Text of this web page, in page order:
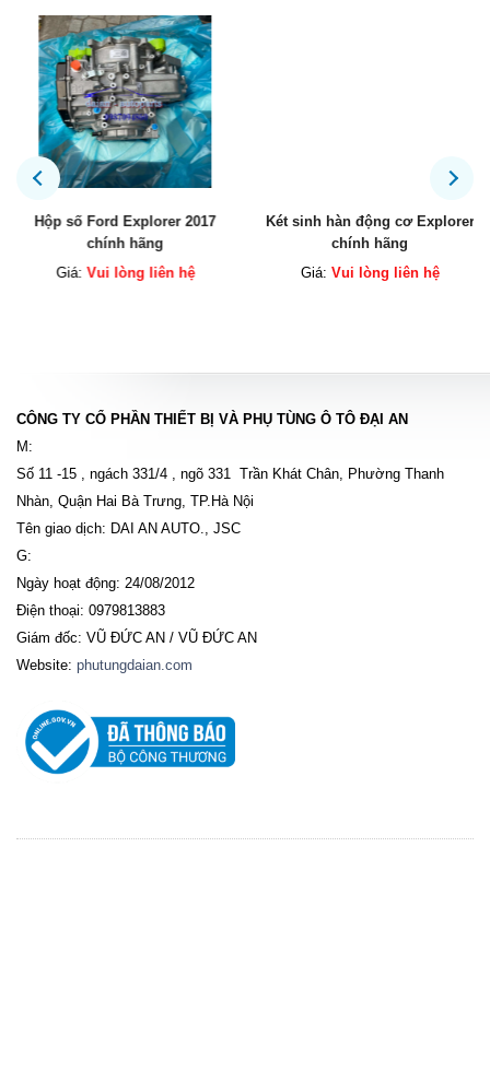
Hộp số Ford Explorer 2017
chính hãng
Giá: Vui lòng liên hệ
Két sinh hàn động cơ Explorer
chính hãng
Giá: Vui lòng liên hệ
CÔNG TY CỔ PHẦN THIẾT BỊ VÀ PHỤ TÙNG Ô TÔ ĐẠI AN
M:
Số 11 -15 , ngách 331/4 , ngõ 331 Trần Khát Chân, Phường Thanh
Nhàn, Quận Hai Bà Trưng, TP.Hà Nội
Tên giao dịch: DAI AN AUTO., JSC
G:
Ngày hoạt động: 24/08/2012
Điện thoại: 0979813883
Giám đốc: VŨ ĐỨC AN / VŨ ĐỨC AN
Website: phutungdaian.com